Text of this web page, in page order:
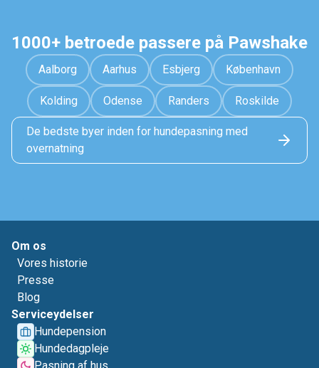
1000+ betroede passere på Pawshake
Aalborg Aarhus Esbjerg København
Kolding Odense Randers Roskilde
De bedste byer inden for hundepasning med
overnatning
Om os
Vores historie
Presse
Blog
Serviceydelser
Hundepension
Hundedagpleje